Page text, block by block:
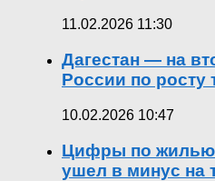
11.02.2026 11:30
Дагестан — на
России по
10.02.2026 10:47
Цифры по жилью
ушел в минус на